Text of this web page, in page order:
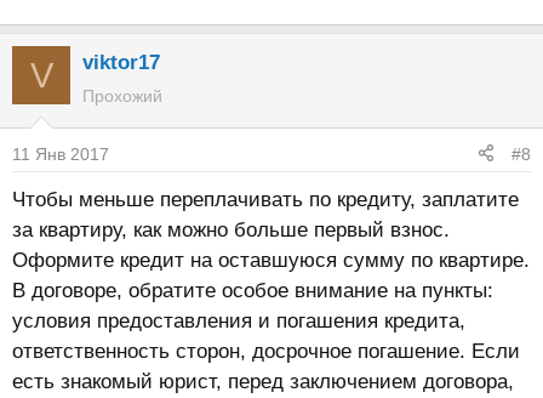
V viktor17
Прохожий
11 Янв 2017 #8
Чтобы меньше переплачивать по кредиту, заплатите
за квартиру, как можно больше первый взнос.
Оформите кредит на оставшуюся сумму по квартире.
В договоре, обратите особое внимание на пункты:
условия предоставления и погашения кредита,
ответственность сторон, досрочное погашение. Если
есть знакомый юрист, перед заключением договора,